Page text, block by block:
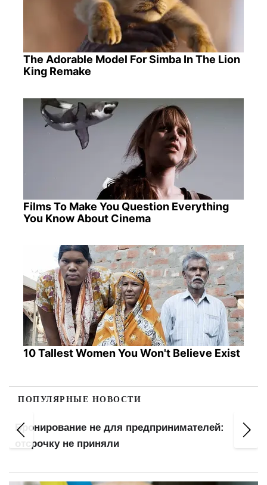
The Adorable Model For Simba In The Lion
King Remake
Films To Make You Question Everything
You Know About Cinema
10 Tallest Women You Won't Believe Exist
ПОПУЛЯРНЫЕ НОВОСТИ
Бронирование не для предпринимателей:
отсрочку не приняли